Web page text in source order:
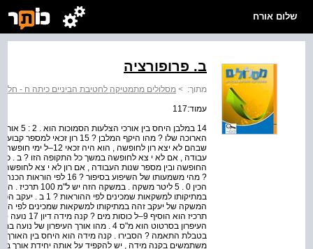
שלום אורח
ב. פרופורציה
מתוך: > מסלולים מתמטיקה לחטיבת הביניים כיתה ח - חלק 1
עמוד:117
שבהם לא יצא רון
עבודה , אם לא י צא לחופשה במשך כל התקופה הזו ? ב .
החופשה ובין מספר שנות העבודה , אם רון לא י צא
הכין 0 . 5 ליטר
המשקה של יעקב זהה במתיקותו למשקאות שמכינים לפי
העיפרון בסרטוט הוא מ"ס 4 . מהו אורך
בטבלת התאמה ? הסבירו . קנה מידה הוא היחס בין האורך